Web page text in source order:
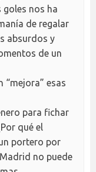
goles nos ha
de regalar
absurdos y
de un
“mejora” esas
para fichar
qué el
portero por
no puede